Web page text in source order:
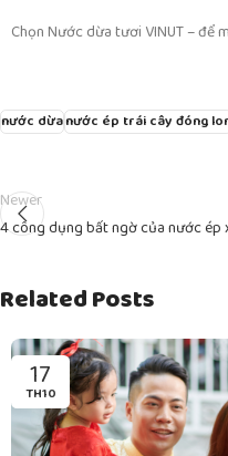
Chọn Nước dừa tươi VINUT – để
nước dừanước ép trái cây đóng
Newer
4 công dụng bất ngờ của nước
Related Posts
17
TH10